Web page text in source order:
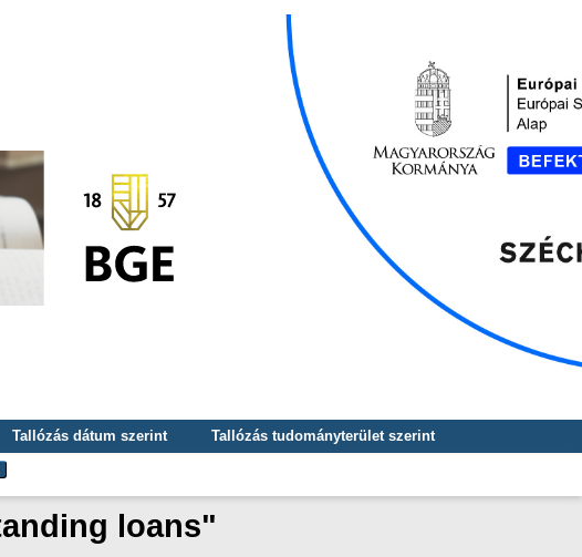
Tallózás dátum szerint
Tallózás tudományterület szerint
loans"